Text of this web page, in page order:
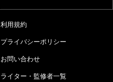
利用規約
プライバシーポリシー
お問い合わせ
ライター・監修者一覧